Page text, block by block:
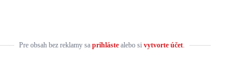
Pre obsah bez reklamy sa prihlástealebo si vytvorte účet.